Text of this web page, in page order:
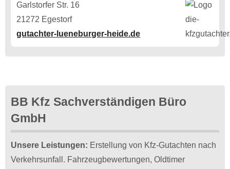
Garlstorfer Str. 16
21272 Egestorf
gutachter-lueneburger-heide.de
BB Kfz Sachverständigen Büro
GmbH
Unsere Leistungen: Erstellung von Kfz-Gutachten nach
Verkehrsunfall. Fahrzeugbewertungen, Oldtimer